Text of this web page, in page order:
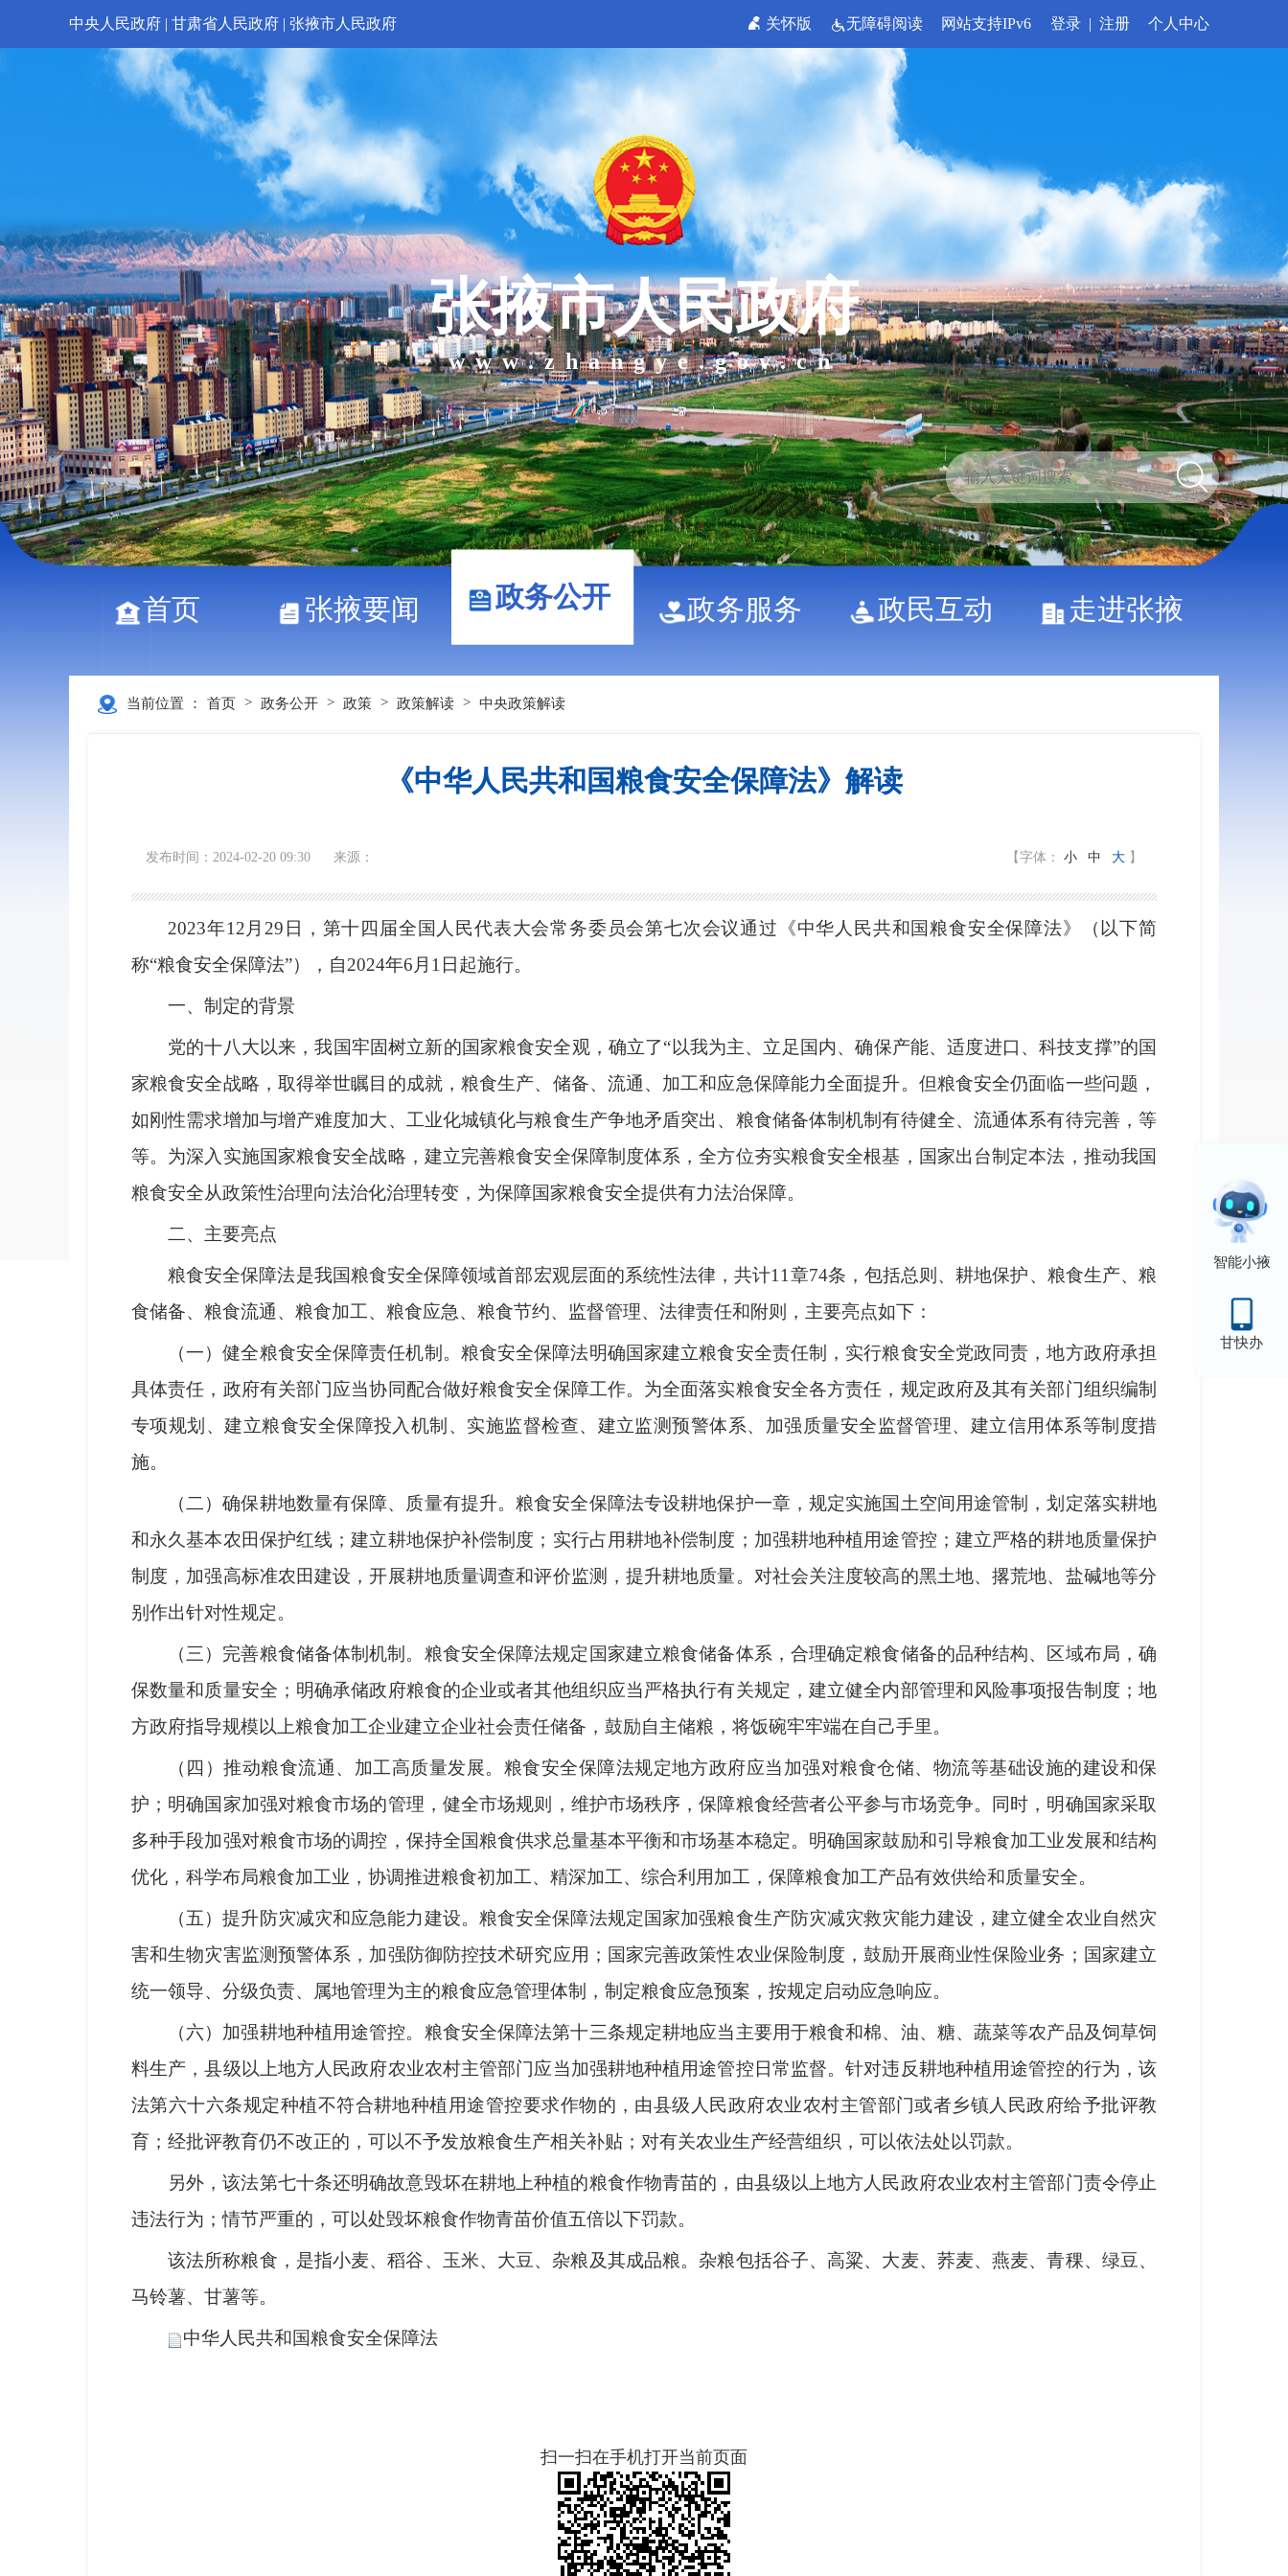
中央人民政府 | 甘肃省人民政府 | 张掖市人民政府 关怀版 无障碍阅读 网站支持IPv6 登录 | 注册 个人中心
张掖市人民政府
www.zhangye.gov.cn
首页 张掖要闻 政务公开 政务服务 政民互动 走进张掖
智能小掖
甘快办
当前位置 ： 首页 > 政务公开 > 政策 > 政策解读 > 中央政策解读
《中华人民共和国粮食安全保障法》解读
发布时间：2024-02-20 09:30 来源： 【字体： 小 中 大 】
2023年12月29日，第十四届全国人民代表大会常务委员会第七次会议通过《中华人民共和国粮食安全保障法》（以下简
称“粮食安全保障法”），自2024年6月1日起施行。
一、制定的背景
党的十八大以来，我国牢固树立新的国家粮食安全观，确立了“以我为主、立足国内、确保产能、适度进口、科技支撑”的国
家粮食安全战略，取得举世瞩目的成就，粮食生产、储备、流通、加工和应急保障能力全面提升。但粮食安全仍面临一些问题，
如刚性需求增加与增产难度加大、工业化城镇化与粮食生产争地矛盾突出、粮食储备体制机制有待健全、流通体系有待完善，等
等。为深入实施国家粮食安全战略，建立完善粮食安全保障制度体系，全方位夯实粮食安全根基，国家出台制定本法，推动我国
粮食安全从政策性治理向法治化治理转变，为保障国家粮食安全提供有力法治保障。
二、主要亮点
粮食安全保障法是我国粮食安全保障领域首部宏观层面的系统性法律，共计11章74条，包括总则、耕地保护、粮食生产、粮
食储备、粮食流通、粮食加工、粮食应急、粮食节约、监督管理、法律责任和附则，主要亮点如下：
（一）健全粮食安全保障责任机制。粮食安全保障法明确国家建立粮食安全责任制，实行粮食安全党政同责，地方政府承担
具体责任，政府有关部门应当协同配合做好粮食安全保障工作。为全面落实粮食安全各方责任，规定政府及其有关部门组织编制
专项规划、建立粮食安全保障投入机制、实施监督检查、建立监测预警体系、加强质量安全监督管理、建立信用体系等制度措
施。
（二）确保耕地数量有保障、质量有提升。粮食安全保障法专设耕地保护一章，规定实施国土空间用途管制，划定落实耕地
和永久基本农田保护红线；建立耕地保护补偿制度；实行占用耕地补偿制度；加强耕地种植用途管控；建立严格的耕地质量保护
制度，加强高标准农田建设，开展耕地质量调查和评价监测，提升耕地质量。对社会关注度较高的黑土地、撂荒地、盐碱地等分
别作出针对性规定。
（三）完善粮食储备体制机制。粮食安全保障法规定国家建立粮食储备体系，合理确定粮食储备的品种结构、区域布局，确
保数量和质量安全；明确承储政府粮食的企业或者其他组织应当严格执行有关规定，建立健全内部管理和风险事项报告制度；地
方政府指导规模以上粮食加工企业建立企业社会责任储备，鼓励自主储粮，将饭碗牢牢端在自己手里。
（四）推动粮食流通、加工高质量发展。粮食安全保障法规定地方政府应当加强对粮食仓储、物流等基础设施的建设和保
护；明确国家加强对粮食市场的管理，健全市场规则，维护市场秩序，保障粮食经营者公平参与市场竞争。同时，明确国家采取
多种手段加强对粮食市场的调控，保持全国粮食供求总量基本平衡和市场基本稳定。明确国家鼓励和引导粮食加工业发展和结构
优化，科学布局粮食加工业，协调推进粮食初加工、精深加工、综合利用加工，保障粮食加工产品有效供给和质量安全。
（五）提升防灾减灾和应急能力建设。粮食安全保障法规定国家加强粮食生产防灾减灾救灾能力建设，建立健全农业自然灾
害和生物灾害监测预警体系，加强防御防控技术研究应用；国家完善政策性农业保险制度，鼓励开展商业性保险业务；国家建立
统一领导、分级负责、属地管理为主的粮食应急管理体制，制定粮食应急预案，按规定启动应急响应。
（六）加强耕地种植用途管控。粮食安全保障法第十三条规定耕地应当主要用于粮食和棉、油、糖、蔬菜等农产品及饲草饲
料生产，县级以上地方人民政府农业农村主管部门应当加强耕地种植用途管控日常监督。针对违反耕地种植用途管控的行为，该
法第六十六条规定种植不符合耕地种植用途管控要求作物的，由县级人民政府农业农村主管部门或者乡镇人民政府给予批评教
育；经批评教育仍不改正的，可以不予发放粮食生产相关补贴；对有关农业生产经营组织，可以依法处以罚款。
另外，该法第七十条还明确故意毁坏在耕地上种植的粮食作物青苗的，由县级以上地方人民政府农业农村主管部门责令停止
违法行为；情节严重的，可以处毁坏粮食作物青苗价值五倍以下罚款。
该法所称粮食，是指小麦、稻谷、玉米、大豆、杂粮及其成品粮。杂粮包括谷子、高粱、大麦、荞麦、燕麦、青稞、绿豆、
马铃薯、甘薯等。
中华人民共和国粮食安全保障法
扫一扫在手机打开当前页面